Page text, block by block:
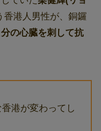
香港人男性が、銅鑼
分の心臓を刺して抗
港が変わってし